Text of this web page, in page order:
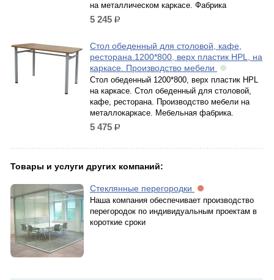
на металлическом каркасе. Фабрика
5 245 р.
Стол обеденный для столовой, кафе,
ресторана.1200*800, верх пластик HPL, на
каркасе. Производство мебели
Стол обеденный 1200*800, верх пластик HPL
на каркасе. Стол обеденный для столовой,
кафе, ресторана. Производство мебели на
металлокаркасе. Мебельная фабрика.
5 475 р.
Товары и услуги других компаний:
Стеклянные перегородки
Наша компания обеспечивает производство
перегородок по индивидуальным проектам в
короткие сроки